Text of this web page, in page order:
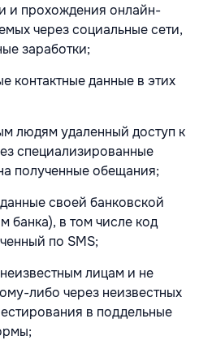
и прохождения онлайн-
через социальные сети,
заработки;
контактные данные в этих
людям удаленный доступ к
специализированные
полученные обещания;
своей банковской
банка), в том числе код
по SMS;
лицам и не
либо через неизвестных
в поддельные